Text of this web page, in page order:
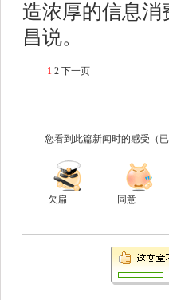
造浓厚的信息消
昌说。
1 2 下一页
您看到此篇新闻时的感受 （
欠扁 同意